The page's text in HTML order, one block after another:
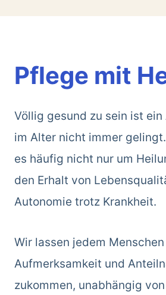
Pflege mit
Völlig gesund zu sein ist
im Alter nicht immer
es häufig nicht nur um
den Erhalt von
Autonomie trotz Krankheit.
Wir lassen jedem
Aufmerksamkeit und
zukommen, unabhängig